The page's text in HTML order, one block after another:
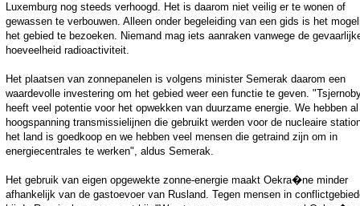
Luxemburg nog steeds verhoogd. Het is daarom niet veilig er te wonen of
gewassen te verbouwen. Alleen onder begeleiding van een gids is het
het gebied te bezoeken. Niemand mag iets aanraken vanwege de
hoeveelheid radioactiviteit.
Het plaatsen van zonnepanelen is volgens minister Semerak daarom een
waardevolle investering om het gebied weer een functie te geven.
heeft veel potentie voor het opwekken van duurzame energie. We hebben al
hoogspanning transmissielijnen die gebruikt werden voor de nucleaire
het land is goedkoop en we hebben veel mensen die getraind zijn om in
energiecentrales te werken", aldus Semerak.
Het gebruik van eigen opgewekte zonne-energie maakt Oekra�ne minder
afhankelijk van de gastoevoer van Rusland. Tegen mensen in